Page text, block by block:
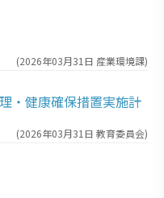
(2026年03月31日 産業環境課)
・健康確保措置実施計
(2026年03月31日 教育委員会)